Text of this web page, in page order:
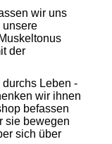
wir uns
unsere
der
Leben -
wir ihnen
befassen
sie bewegen
sich über